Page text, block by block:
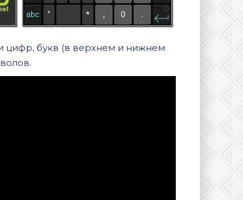
цифр, букв (в верхнем и нижнем